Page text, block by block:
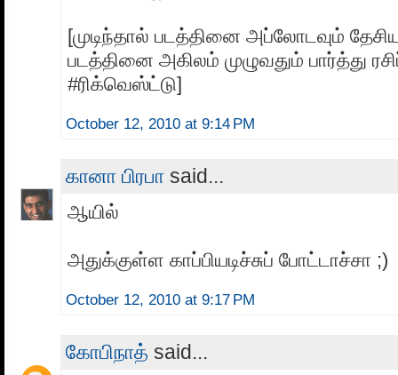
[முடிந்தால் படத்தினை அப்லோடவும் தேசிய
படத்தினை அகிலம் முழுவதும் பார்த்து
#ரிக்வெஸ்ட்டு]
October 12, 2010 at 9:14 PM
கானா பிரபா said...
ஆயில்
அதுக்குள்ள காப்பியடிச்சுப் போட்டாச்சா ;)
October 12, 2010 at 9:17 PM
கோபிநாத் said...